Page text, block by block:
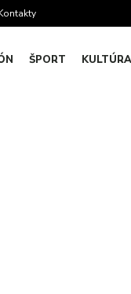
ŠPORT KULTÚRA